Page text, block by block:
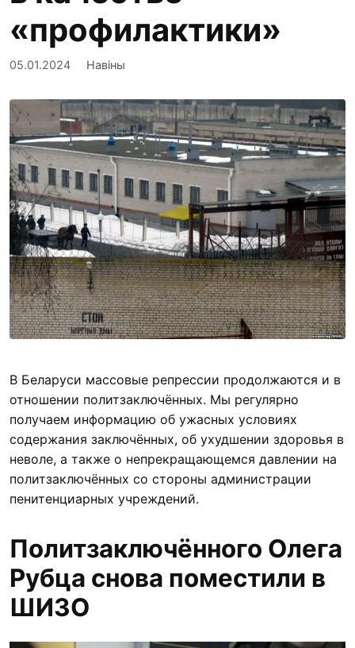
«профилактики»
05.01.2024 Навіны
В Беларуси массовые репрессии продолжаются и в
отношении политзаключённых. Мы регулярно
получаем информацию об ужасных условиях
содержания заключённых, об ухудшении здоровья в
неволе, а также о непрекращающемся давлении на
политзаключённых со стороны администрации
пенитенциарных учреждений.
Политзаключённого Олега
Рубца снова поместили в
ШИЗО